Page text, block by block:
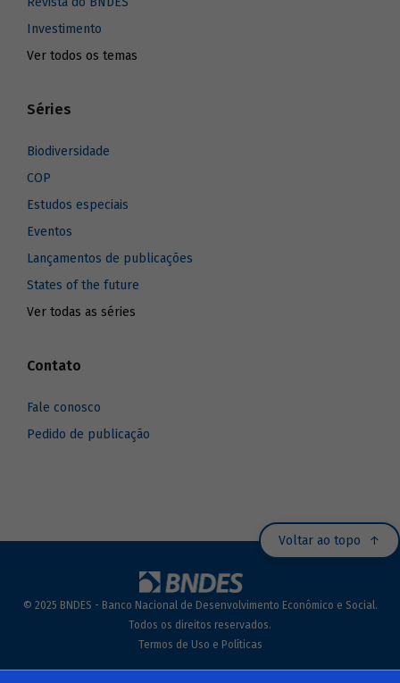
Investimento
Ver todos os temas
Séries
Biodiversidade
COP
Estudos especiais
Eventos
Lançamentos de publicações
States of the future
Ver todas as séries
Contato
Fale conosco
Pedido de publicação
Voltar ao topo
© 2025 BNDES - Banco Nacional de Desenvolvimento Econômico e Social.
Todos os direitos reservados.
Termos de Uso e Políticas